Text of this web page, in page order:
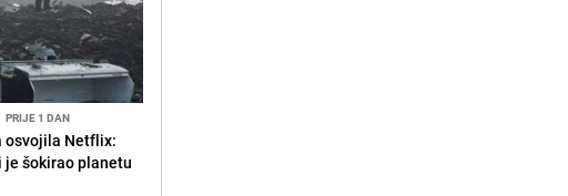
PRIJE 1 DAN
osvojila Netflix:
je šokirao planetu